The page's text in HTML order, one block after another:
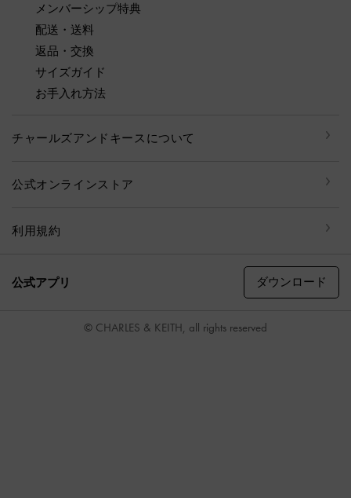
メンバーシップ特典
配送・送料
返品・交換
サイズガイド
お手入れ方法
チャールズアンドキースについて
公式オンラインストア
利用規約
公式アプリ ダウンロード
© CHARLES & KEITH, all rights reserved